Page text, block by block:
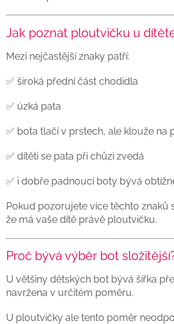
Jak poznat ploutvičku u
Mezi nejčastější znaky patří:
✅ široká přední část chodidla
✅ úzká pata
✅ bota tlačí v prstech, ale klouže na
✅ dítěti se pata při chůzi zvedá
✅ i dobře padnoucí boty bývá
Pokud pozorujete více těchto znaků
že má vaše dítě právě ploutvičku.
Proč bývá výběr bot
U většiny dětských bot bývá šířka
navržena v určitém poměru.
U ploutvičky ale tento poměr